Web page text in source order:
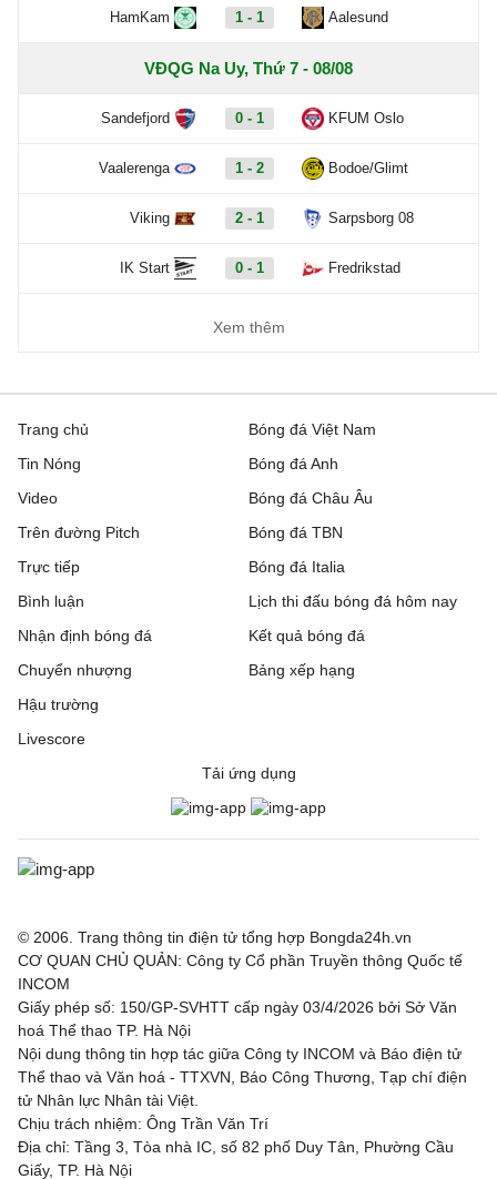
HamKam 1 - 1 Aalesund
VĐQG Na Uy, Thứ 7 - 08/08
Sandefjord 0 - 1 KFUM Oslo
Vaalerenga 1 - 2 Bodoe/Glimt
Viking 2 - 1 Sarpsborg 08
IK Start 0 - 1 Fredrikstad
Xem thêm
Trang chủ
Tin Nóng
Video
Trên đường Pitch
Trực tiếp
Bóng đá Việt Nam
Bóng đá Anh
Bóng đá Châu Âu
Bóng đá TBN
Bóng đá Italia
Bình luận
Nhận định bóng đá
Chuyển nhượng
Hậu trường
Livescore
Lịch thi đấu bóng đá hôm nay
Kết quả bóng đá
Bảng xếp hạng
Tải ứng dụng
© 2006. Trang thông tin điện tử tổng hợp Bongda24h.vn
CƠ QUAN CHỦ QUẢN: Công ty Cổ phần Truyền thông Quốc tế
INCOM
Giấy phép số: 150/GP-SVHTT cấp ngày 03/4/2026 bởi Sở Văn
hoá Thể thao TP. Hà Nội
Nội dung thông tin hợp tác giữa Công ty INCOM và Báo điện tử
Thể thao và Văn hoá - TTXVN, Báo Công Thương, Tạp chí điện
tử Nhân lực Nhân tài Việt.
Chịu trách nhiệm: Ông Trần Văn Trí
Địa chỉ: Tầng 3, Tòa nhà IC, số 82 phố Duy Tân, Phường Cầu
Giấy, TP. Hà Nội